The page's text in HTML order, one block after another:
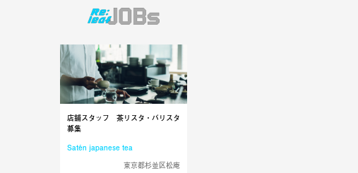
店舗スタッフ 茶リスタ・バリスタ
募集
Satén japanese tea
東京都杉並区松庵